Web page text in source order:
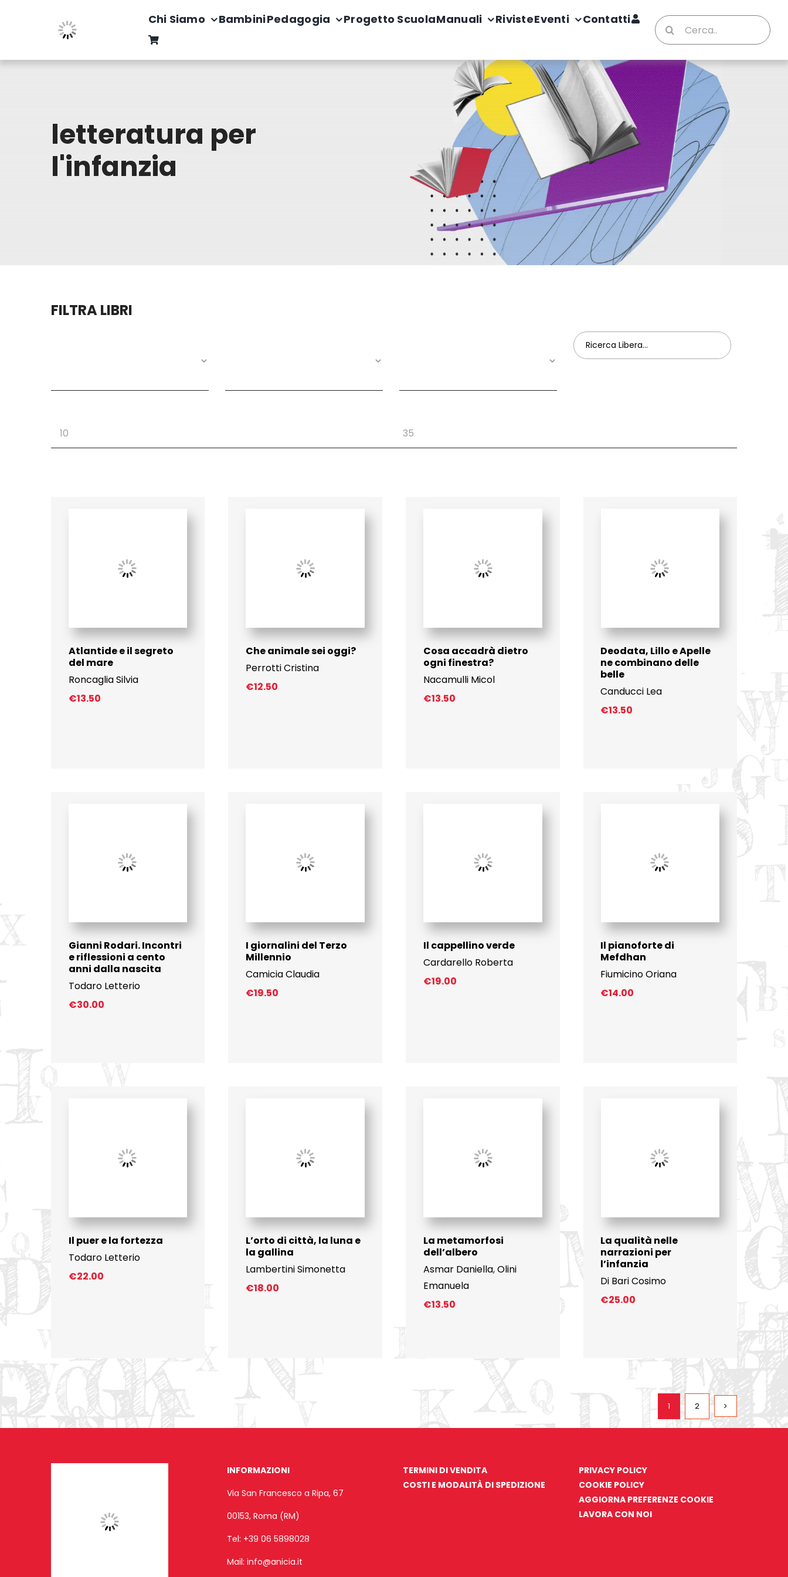
Chi Siamo BambiniPedagogia Progetto ScuolaManuali RivisteEventi Contatti
Cerca
per:
letteratura per
l'infanzia
FILTRA LIBRI
Atlantide e il segreto
del mare
Roncaglia Silvia
€13.50
Che animale sei oggi?
Perrotti Cristina
€12.50
Cosa accadrà dietro
ogni finestra?
Nacamulli Micol
€13.50
Deodata, Lillo e Apelle
ne combinano delle
belle
Canducci Lea
€13.50
Gianni Rodari. Incontri
e riflessioni a cento
anni dalla nascita
Todaro Letterio
€30.00
I giornalini del Terzo
Millennio
Camicia Claudia
€19.50
Il cappellino verde
Cardarello Roberta
€19.00
Il pianoforte di
Mefdhan
Fiumicino Oriana
€14.00
Il puer e la fortezza
Todaro Letterio
€22.00
L’orto di città, la luna e
la gallina
Lambertini Simonetta
€18.00
La metamorfosi
dell’albero
Asmar Daniella,Olini
Emanuela
€13.50
La qualità nelle
narrazioni per
l’infanzia
Di Bari Cosimo
€25.00
1 2
INFORMAZIONI
Via San Francesco a Ripa, 67
00153, Roma (RM)
Tel: +39 06 5898028
Mail: info@anicia.it
TERMINI DI VENDITA
COSTI E MODALITÀ DI SPEDIZIONE
PRIVACY POLICY
COOKIE POLICY
AGGIORNA PREFERENZE COOKIE
LAVORA CON NOI